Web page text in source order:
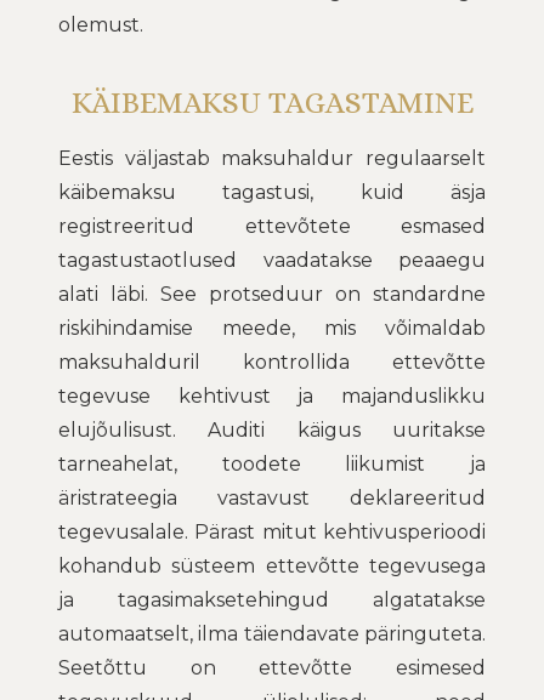
olemust.
KÄIBEMAKSU TAGASTAMINE
Eestis väljastab maksuhaldur regulaarselt
käibemaksu tagastusi, kuid äsja
registreeritud ettevõtete esmased
tagastustaotlused vaadatakse peaaegu
alati läbi. See protseduur on standardne
riskihindamise meede, mis võimaldab
maksuhalduril kontrollida ettevõtte
tegevuse kehtivust ja majanduslikku
elujõulisust. Auditi käigus uuritakse
tarneahelat, toodete liikumist ja
äristrateegia vastavust deklareeritud
tegevusalale. Pärast mitut kehtivusperioodi
kohandub süsteem ettevõtte tegevusega
ja tagasimaksetehingud algatatakse
automaatselt, ilma täiendavate päringuteta.
Seetõttu on ettevõtte esimesed